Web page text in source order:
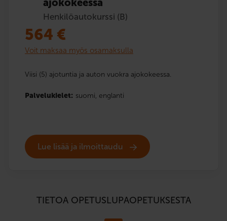
Henkilöautokurssi (B)
564 €
Voit maksaa myös osamaksulla
Viisi (5) ajotuntia ja auton vuokra ajokokeessa.
Palvelukielet: suomi, englanti
Lue lisää ja ilmoittaudu
TIETOA OPETUSLUPAOPETUKSESTA